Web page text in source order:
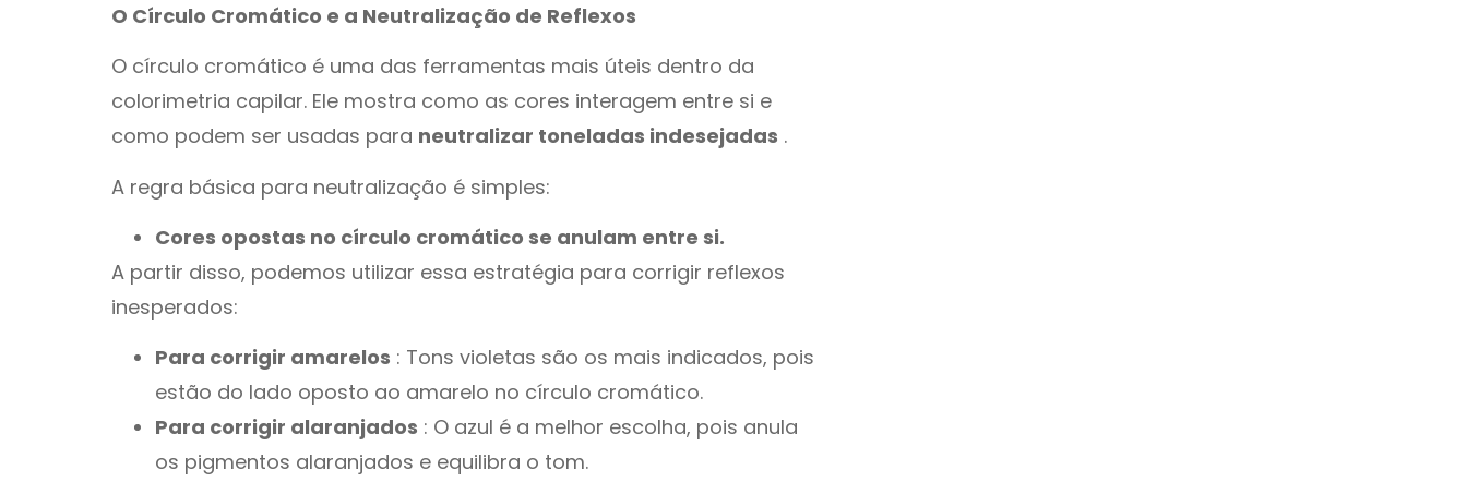
O Círculo Cromático e a Neutralização de Reflexos
O círculo cromático é uma das ferramentas mais úteis dentro da
colorimetria capilar. Ele mostra como as cores interagem entre si e
como podem ser usadas para neutralizar toneladas indesejadas .
A regra básica para neutralização é simples:
Cores opostas no círculo cromático se anulam entre si.
A partir disso, podemos utilizar essa estratégia para corrigir reflexos
inesperados:
Para corrigir amarelos : Tons violetas são os mais indicados, pois
estão do lado oposto ao amarelo no círculo cromático.
Para corrigir alaranjados : O azul é a melhor escolha, pois anula
os pigmentos alaranjados e equilibra o tom.